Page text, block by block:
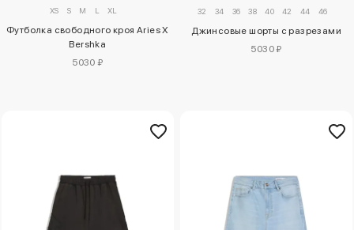
XS S M L XL
Футболка свободного кроя Aries X
Bershka
5030 ₽
32 34 36 38 40 42 44 46
Джинсовые шорты с разрезами
5030 ₽